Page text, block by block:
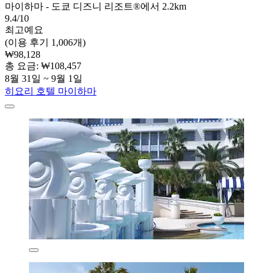
마이하마 - 도쿄 디즈니 리조트®에서 2.2km
9.4/10
최고예요
(이용 후기 1,006개)
₩98,128
총 요금: ₩108,457
8월 31일 ~ 9월 1일
히요리 호텔 마이하마